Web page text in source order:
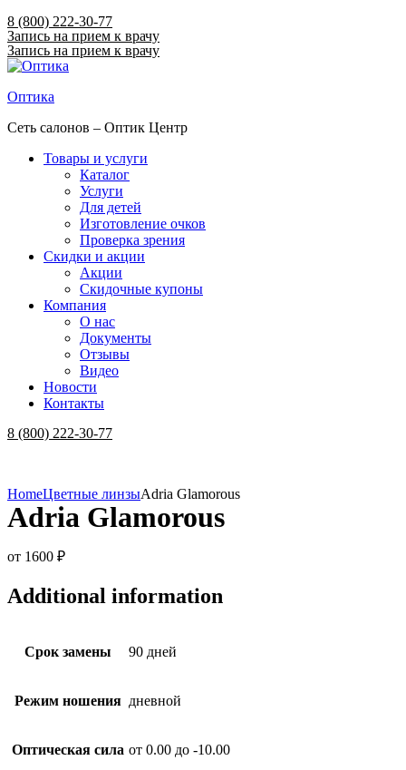
Menu
8 (800) 222-30-77
Запись на прием к врачу
Запись на прием к врачу
Оптика
Сеть салонов – Оптик Центр
Товары и услуги
Каталог
Услуги
Для детей
Изготовление очков
Проверка зрения
Скидки и акции
Акции
Скидочные купоны
Компания
О нас
Документы
Отзывы
Видео
Новости
Контакты
Menu
8 (800) 222-30-77
HomeЦветные линзыAdria Glamorous
Adria Glamorous
от 1600 ₽
Additional information
Срок замены 90 дней
Режим ношения дневной
Оптическая сила от 0.00 до -10.00